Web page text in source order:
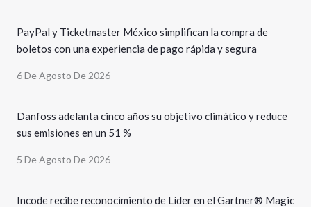
PayPal y Ticketmaster México simplifican la compra de
boletos con una experiencia de pago rápida y segura
6 De Agosto De 2026
Danfoss adelanta cinco años su objetivo climático y reduce
sus emisiones en un 51 %
5 De Agosto De 2026
Incode recibe reconocimiento de Líder en el Gartner® Magic